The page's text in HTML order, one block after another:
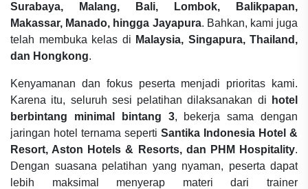
Surabaya, Malang, Bali, Lombok, Balikpapan,
Makassar, Manado, hingga Jayapura. Bahkan, kami juga
telah membuka kelas di Malaysia, Singapura, Thailand,
dan Hongkong.
Kenyamanan dan fokus peserta menjadi prioritas kami.
Karena itu, seluruh sesi pelatihan dilaksanakan di
hotel
berbintang minimal bintang 3, bekerja sama dengan
jaringan hotel ternama seperti Santika Indonesia Hotel &
Resort, Aston Hotels & Resorts, dan PHM Hospitality.
Dengan suasana pelatihan yang nyaman, peserta dapat
lebih maksimal menyerap materi dari trainer